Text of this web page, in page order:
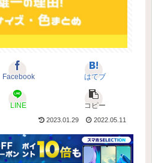
Facebook はてブ
LINE コピー
2023.01.29 2022.05.11